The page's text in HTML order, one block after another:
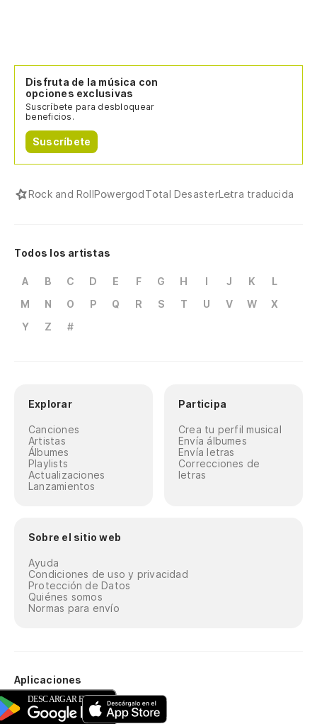
Disfruta de la música con
opciones exclusivas
Suscríbete para desbloquear
beneficios.
Suscríbete
Rock and RollPowergodTotal DesasterLetra traducida
Todos los artistas
A B C D E F G H I J K
L
M
N O P Q R S T U V W
X
Y
Z #
Explorar
Canciones
Artistas
Álbumes
Playlists
Actualizaciones
Lanzamientos
Participa
Crea tu perfil musical
Envía álbumes
Envía letras
Correcciones de
letras
Sobre el sitio web
Ayuda
Condiciones de uso y privacidad
Protección de Datos
Quiénes somos
Normas para envío
Aplicaciones